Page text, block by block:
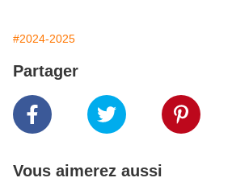
#2024-2025
Partager
Vous aimerez aussi